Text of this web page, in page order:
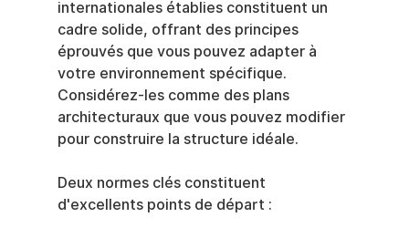
internationales établies constituent un
cadre solide, offrant des principes
éprouvés que vous pouvez adapter à
votre environnement spécifique.
Considérez-les comme des plans
architecturaux que vous pouvez modifier
pour construire la structure idéale.
Deux normes clés constituent
d'excellents points de départ :